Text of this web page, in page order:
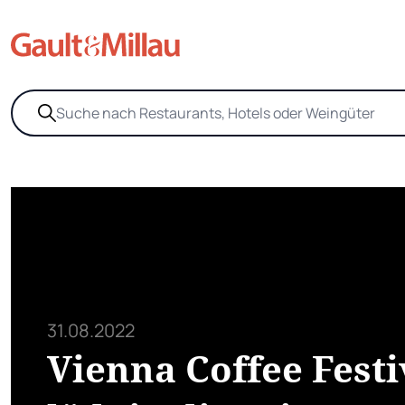
31.08.2022
Vienna Coffee